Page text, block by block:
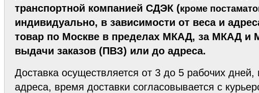
транспортной компанией СДЭК (кроме
индивидуально, в зависимости от веса и
товар по Москве в пределах МКАД, за МКАД и
выдачи заказов (ПВЗ) или до адреса.
Доставка осуществляется от 3 до 5 рабочих
адреса, время доставки согласовывается с